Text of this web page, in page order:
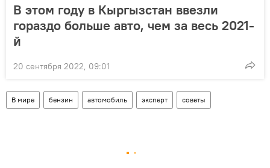
В этом году в Кыргызстан ввезли
гораздо больше авто, чем за весь 2021-
й
20 сентября 2022, 09:01
В мире бензин автомобиль эксперт советы